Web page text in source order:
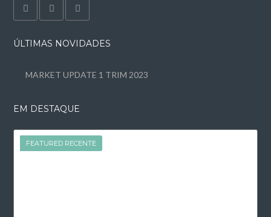
ÚLTIMAS NOVIDADES
MARKET UPDATE 1 TRIM 2023
EM DESTAQUE
FEATURED
FEATURED RECENTE